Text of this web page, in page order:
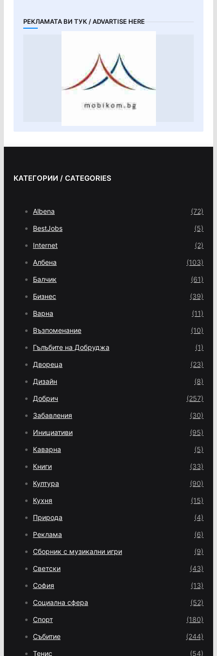
РЕКЛАМАТА ВИ ТУК / ADVARTISE HERE
КАТЕГОРИИ / CATEGORIES
Albena (72)
BestJobs (5)
Internet (2)
Албена (103)
Балчик (61)
Бизнес (39)
Варна (11)
Възпоменание (10)
Гълъбите на Добруджа (1)
Двореца (23)
Дизайн (8)
Добрич (257)
Забавления (30)
Инициативи (95)
Каварна (5)
Книги (33)
Култура (90)
Кухня (15)
Природа (4)
Реклама (6)
Сборник с музикални игри (9)
Светски (43)
София (13)
Социална сфера (52)
Спорт (180)
Събитие (244)
Тенис (54)